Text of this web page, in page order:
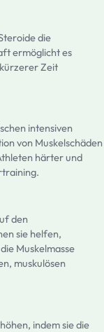
die
ermöglicht es
Zeit
intensiven
von Muskelschäden
härter und
den
sie helfen,
Muskelmasse
muskulösen
indem sie die